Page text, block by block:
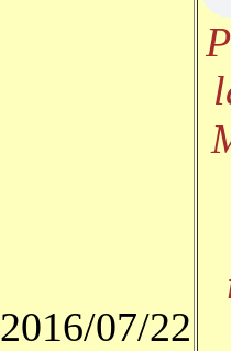
2016/07/22